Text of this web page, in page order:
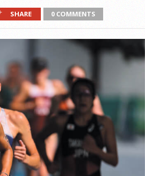
SHARE 0 COMMENTS